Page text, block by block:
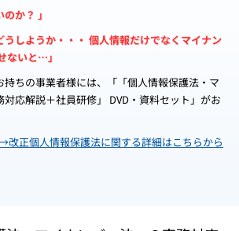
か？ 」
うしようか・・・ 個人情報だけでなくマイナン
ないと…」
持ちの事業者様には、「「個人情報保護法・マ
応解説＋社員研修」 DVD・資料セット」がお
改正個人情報保護法に関する詳細はこちらから